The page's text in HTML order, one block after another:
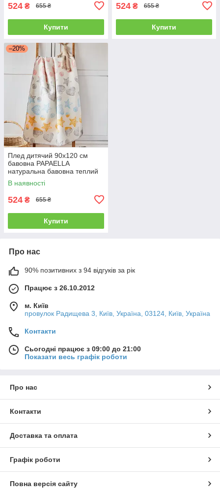
524 ₴ 655 ₴
Купити
524 ₴ 655 ₴
Купити
–20%
Плед дитячий 90х120 см
бавовна PAPAELLA
натуральна бавовна теплий
ніжний в ліжечко візочок
В наявності
524 ₴ 655 ₴
Купити
Про нас
90% позитивних з 94 відгуків за рік
Працює з 26.10.2012
м. Київ
провулок Радищева 3, Київ, Україна, 03124, Київ, Україна
Контакти
Сьогодні працює з 09:00 до 21:00
Показати весь графік роботи
Про нас
Контакти
Доставка та оплата
Графік роботи
Повна версія сайту